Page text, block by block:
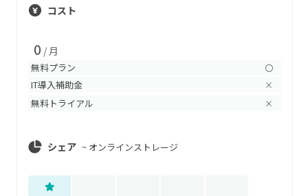
コスト
0 / 月
無料プラン 〇
IT導入補助金 ×
無料トライアル ×
シェア ~ オンラインストレージ